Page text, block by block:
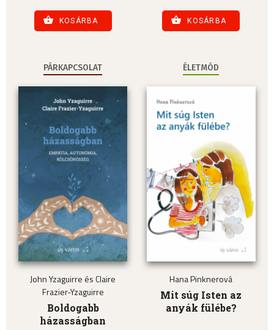
KOSÁRBA KOSÁRBA
PÁRKAPCSOLAT
John Yzaguirre és Claire
Frazier-Yzaguirre
Boldogabb
házasságban
ÉLETMÓD
Hana Pinknerová
Mit súg Isten az
anyák fülébe?